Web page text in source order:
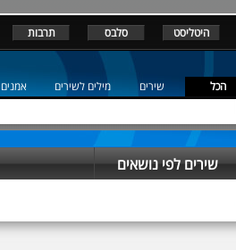
היטליסט סלבס תרבות
הכל שירים מילים לשירים אמנים
שירים לפי נושאים